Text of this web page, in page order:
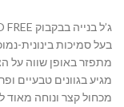
ג’ל בנייה בבקבוק HEMA&TPO FREE , מתאים ל99% מהאלרגיות
בעל סמיכות בינונית-
מתפזר באופן שווה על
מגיע בגוונים טבעיים
מכחול קצר ונוחה מאוד